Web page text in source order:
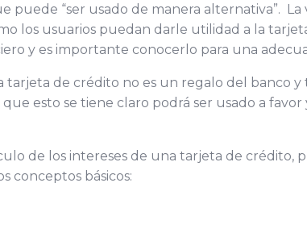
puede “ser usado de manera alternativa”. La
los usuarios puedan darle utilidad a la
y es importante conocerlo para una
de crédito no es un regalo del banco y
esto se tiene claro podrá ser usado a
de los intereses de una tarjeta de crédito,
conceptos básicos: